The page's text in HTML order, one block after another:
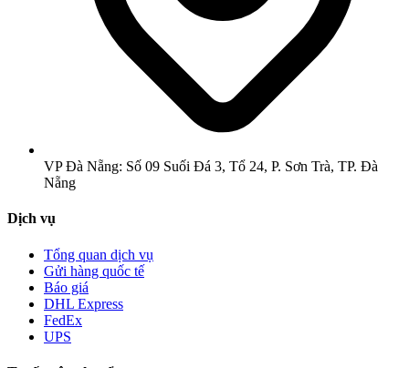
VP Đà Nẵng: Số 09 Suối Đá 3, Tổ 24, P. Sơn Trà, TP. Đà
Nẵng
Dịch vụ
Tổng quan dịch vụ
Gửi hàng quốc tế
Báo giá
DHL Express
FedEx
UPS